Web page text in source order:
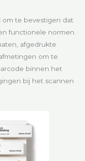
te bevestigen dat
functionele normen.
afgedrukte
om te
binnen het
bij het scannen